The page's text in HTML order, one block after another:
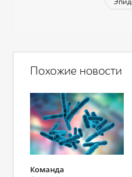
Похожие новости
Команда